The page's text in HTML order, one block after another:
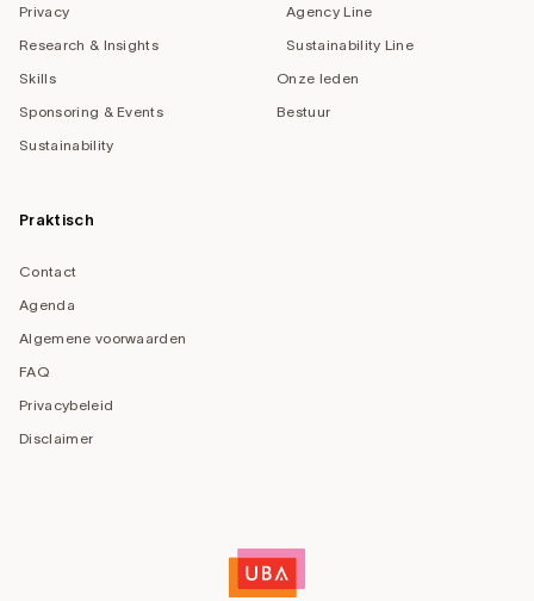
Privacy
Research & Insights
Skills
Sponsoring & Events
Sustainability
Agency Line
Sustainability Line
Onze leden
Bestuur
Praktisch
Contact
Agenda
Algemene voorwaarden
FAQ
Privacybeleid
Disclaimer